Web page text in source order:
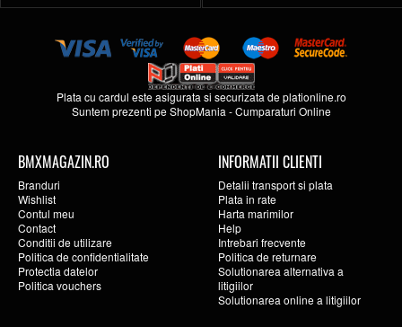
Plata cu cardul este asigurata si securizata deplationline.ro
Suntem prezenti peShopMania -Cumparaturi Online
BMXMAGAZIN.RO
Branduri
Wishlist
Contul meu
Contact
Conditii de utilizare
Politica de confidentialitate
Protectia datelor
Politica vouchers
INFORMATII CLIENTI
Detalii transport si plata
Plata in rate
Harta marimilor
Help
Intrebari frecvente
Politica de returnare
Solutionarea alternativa a
litigiilor
Solutionarea online a litigiilor